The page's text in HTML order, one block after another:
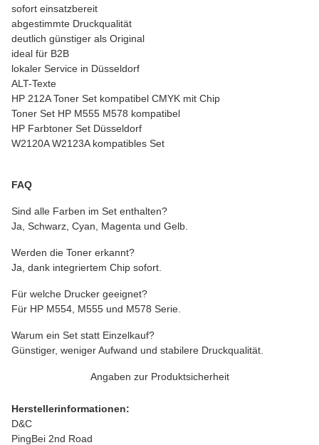
sofort einsatzbereit
abgestimmte Druckqualität
deutlich günstiger als Original
ideal für B2B
lokaler Service in Düsseldorf
ALT-Texte
HP 212A Toner Set kompatibel CMYK mit Chip
Toner Set HP M555 M578 kompatibel
HP Farbtoner Set Düsseldorf
W2120A W2123A kompatibles Set
FAQ
Sind alle Farben im Set enthalten?
Ja, Schwarz, Cyan, Magenta und Gelb.
Werden die Toner erkannt?
Ja, dank integriertem Chip sofort.
Für welche Drucker geeignet?
Für HP M554, M555 und M578 Serie.
Warum ein Set statt Einzelkauf?
Günstiger, weniger Aufwand und stabilere Druckqualität.
Angaben zur Produktsicherheit
Herstellerinformationen:
D&C
PingBei 2nd Road